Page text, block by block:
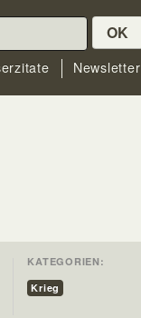
OK
Newsletter
KATEGORIEN:
Krieg